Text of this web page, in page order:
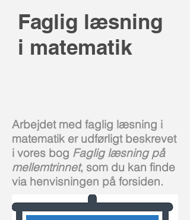
Faglig læsning
i matematik
Arbejdet med faglig læsning i
matematik er udførligt beskrevet
i vores bog Faglig læsning på
mellemtrinnet, som du kan finde
via henvisningen på forsiden.